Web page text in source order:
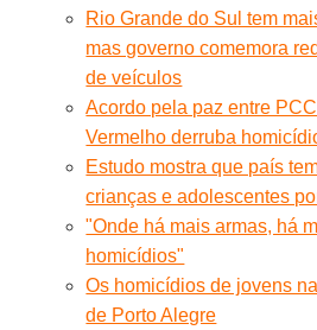
Rio Grande do Sul tem
mas governo comemora
de veículos
Acordo pela paz entre
Vermelho derruba
Estudo mostra que país
crianças e adolescentes
"Onde há mais armas, há
homicídios"
Os homicídios de jovens
de Porto Alegre